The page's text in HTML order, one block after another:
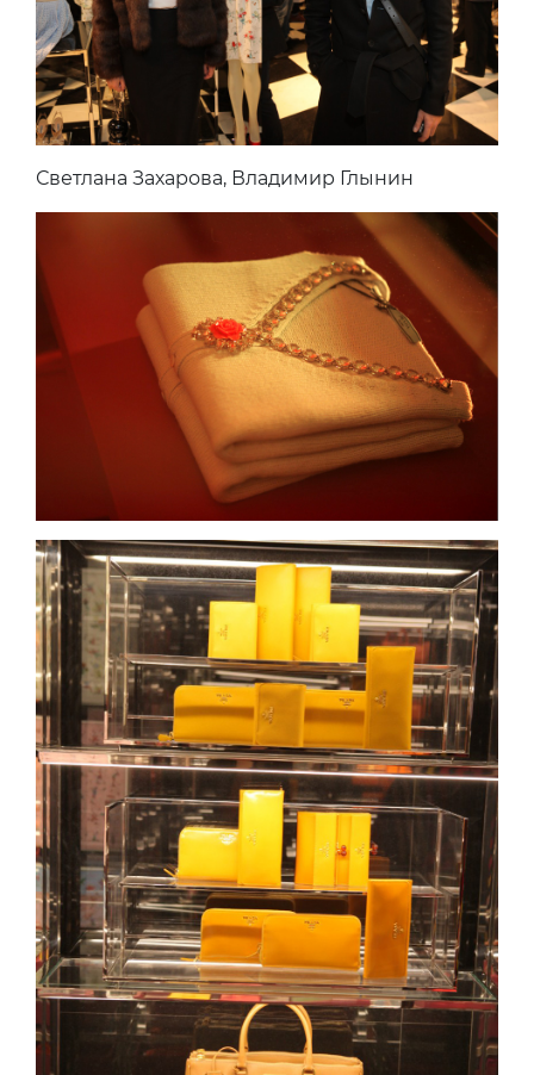
Светлана Захарова, Владимир Глынин